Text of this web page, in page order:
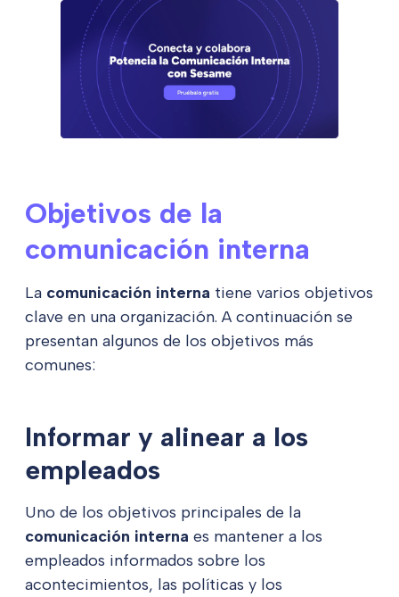
Objetivos de la
comunicación interna
La comunicación interna tiene varios objetivos
clave en una organización. A continuación se
presentan algunos de los objetivos más
comunes:
Informar y alinear a los
empleados
Uno de los objetivos principales de la
comunicación interna es mantener a los
empleados informados sobre los
acontecimientos, las políticas y los